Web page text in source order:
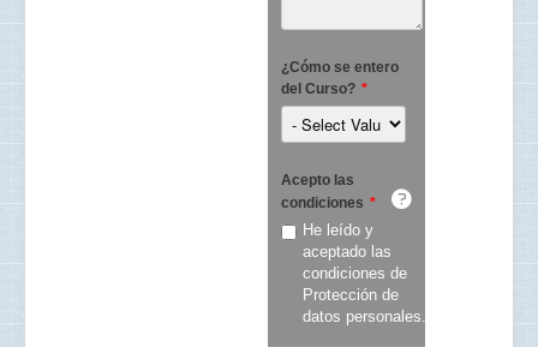
¿Cómo se entero
del Curso? *
Acepto las
condiciones *
He leído y
aceptado las
condiciones de
Protección de
datos personales.